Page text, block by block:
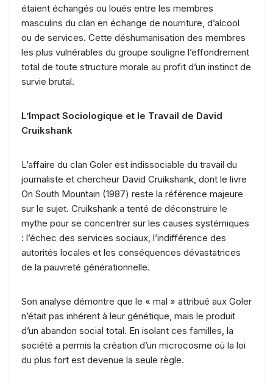
étaient échangés ou loués entre les membres
masculins du clan en échange de nourriture, d’alcool
ou de services. Cette déshumanisation des membres
les plus vulnérables du groupe souligne l’effondrement
total de toute structure morale au profit d’un instinct de
survie brutal.
L’Impact Sociologique et le Travail de David
Cruikshank
L’affaire du clan Goler est indissociable du travail du
journaliste et chercheur David Cruikshank, dont le livre
On South Mountain (1987) reste la référence majeure
sur le sujet. Cruikshank a tenté de déconstruire le
mythe pour se concentrer sur les causes systémiques
: l’échec des services sociaux, l’indifférence des
autorités locales et les conséquences dévastatrices
de la pauvreté générationnelle.
Son analyse démontre que le « mal » attribué aux Goler
n’était pas inhérent à leur génétique, mais le produit
d’un abandon social total. En isolant ces familles, la
société a permis la création d’un microcosme où la loi
du plus fort est devenue la seule règle.